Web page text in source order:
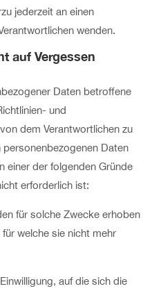
jederzeit an einen
wenden.
auf Vergessen
Daten betroffene
und
dem Verantwortlichen zu
Daten
einer der folgenden Gründe
erforderlich ist:
für solche Zwecke erhoben
welche sie nicht mehr
auf die sich die